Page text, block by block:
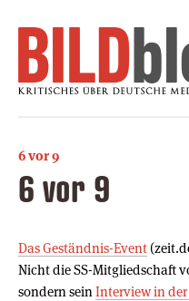
6 vor 9
6 vor 9
Das Geständnis-Event
Nicht die SS-Mitgliedschaft
sondern sein Interview in der